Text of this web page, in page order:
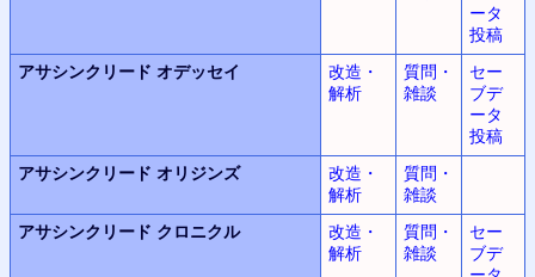
ータ
投稿
アサシンクリード オデッセイ
改造・
解析
質問・
雑談
セー
ブデ
ータ
投稿
アサシンクリード オリジンズ
改造・
解析
質問・
雑談
アサシンクリード クロニクル
改造・
解析
質問・
雑談
セー
ブデ